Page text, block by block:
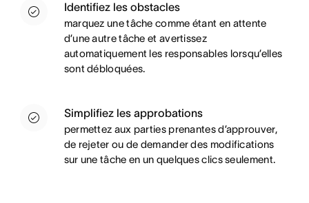
Identifiez les obstacles
marquez une tâche comme étant en attente
d’une autre tâche et avertissez
automatiquement les responsables lorsqu’elles
sont débloquées.
Simplifiez les approbations
permettez aux parties prenantes d’approuver,
de rejeter ou de demander des modifications
sur une tâche en un quelques clics seulement.